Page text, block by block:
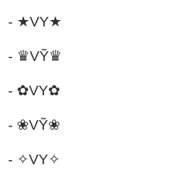
- ★VY★
- ♛VỸ♛
- ✿VY✿
- ❀VỸ❀
- ✧VY✧